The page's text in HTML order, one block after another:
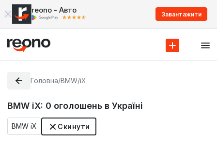
reono - Авто Завантажити
Головна/BMW/iX
BMW iX: 0 оголошень в Україні
BMW iX Скинути